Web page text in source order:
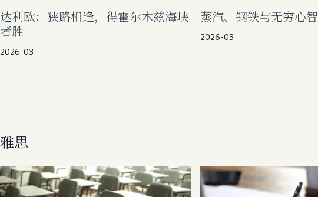
达利欧：狭路相逢，得霍尔木兹海峡
者胜
2026-03
蒸汽、钢铁与无穷心智
2026-03
雅思